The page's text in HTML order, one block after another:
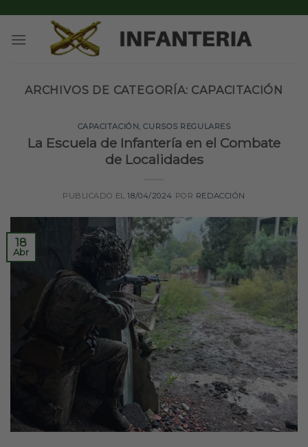
content
ARCHIVOS DE CATEGORÍA: CAPACITACIÓN
CAPACITACIÓN,CURSOS REGULARES
La Escuela de Infantería en el Combate
de Localidades
PUBLICADO EL18/04/2024 POR REDACCIÓN
18
Abr